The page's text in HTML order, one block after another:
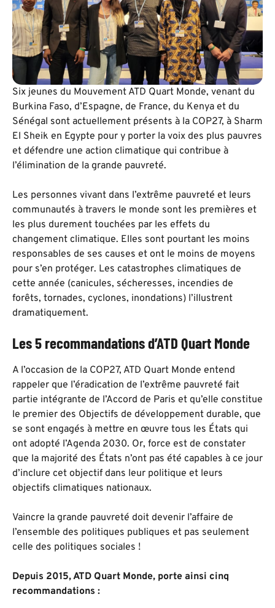
Six jeunes du Mouvement ATD Quart Monde, venant du
Burkina Faso, d’Espagne, de France, du Kenya et du
Sénégal sont actuellement présents à la COP27, à Sharm
El Sheik en Egypte pour y porter la voix des plus pauvres
et défendre une action climatique qui contribue à
l’élimination de la grande pauvreté.
Les personnes vivant dans l’extrême pauvreté et leurs
communautés à travers le monde sont les premières et
les plus durement touchées par les effets du
changement climatique. Elles sont pourtant les moins
responsables de ses causes et ont le moins de moyens
pour s’en protéger. Les catastrophes climatiques de
cette année (canicules, sécheresses, incendies de
forêts, tornades, cyclones, inondations) l’illustrent
dramatiquement.
Les 5 recommandations d’ATD Quart Monde
A l’occasion de la COP27, ATD Quart Monde entend
rappeler que l’éradication de l’extrême pauvreté fait
partie intégrante de l’Accord de Paris et qu’elle constitue
le premier des Objectifs de développement durable, que
se sont engagés à mettre en œuvre tous les États qui
ont adopté l’Agenda 2030. Or, force est de constater
que la majorité des États n’ont pas été capables à ce jour
d’inclure cet objectif dans leur politique et leurs
objectifs climatiques nationaux.
Vaincre la grande pauvreté doit devenir l’affaire de
l’ensemble des politiques publiques et pas seulement
celle des politiques sociales !
Depuis 2015, ATD Quart Monde, porte ainsi cinq
recommandations :